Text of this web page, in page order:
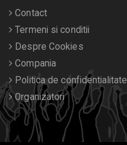
Contact
Termeni si conditii
Despre Cookies
Compania
Politica de confidentialitate
Organizatori